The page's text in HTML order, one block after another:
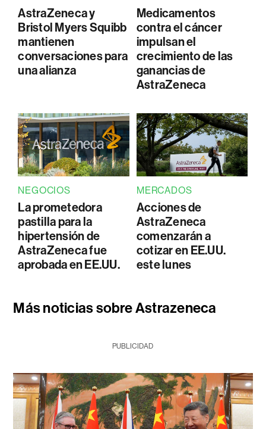
AstraZeneca y
Bristol Myers Squibb
mantienen
conversaciones para
una alianza
Medicamentos
contra el cáncer
impulsan el
crecimiento de las
ganancias de
AstraZeneca
NEGOCIOS
La prometedora
pastilla para la
hipertensión de
AstraZeneca fue
aprobada en EE.UU.
MERCADOS
Acciones de
AstraZeneca
comenzarán a
cotizar en EE.UU.
este lunes
Más noticias sobre Astrazeneca
PUBLICIDAD